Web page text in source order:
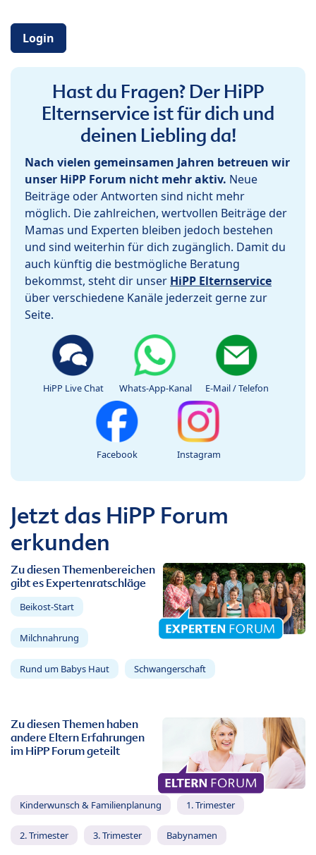
Login
Hast du Fragen? Der HiPP
Elternservice ist für dich und
deinen Liebling da!
Nach vielen gemeinsamen Jahren betreuen wir
unser HiPP Forum nicht mehr aktiv. Neue
Beiträge oder Antworten sind nicht mehr
möglich. Die zahlreichen, wertvollen Beiträge der
Mamas und Experten bleiben jedoch bestehen
und sind weiterhin für dich zugänglich. Damit du
auch künftig die bestmögliche Beratung
bekommst, steht dir unser HiPP Elternservice
über verschiedene Kanäle jederzeit gerne zur
Seite.
HiPP Live Chat Whats-App-Kanal E-Mail / Telefon
Facebook Instagram
Jetzt das HiPP Forum
erkunden
Zu diesen Themenbereichen
gibt es Expertenratschläge
Beikost-Start
Milchnahrung
Rund um Babys Haut Schwangerschaft
Zu diesen Themen haben
andere Eltern Erfahrungen
im HiPP Forum geteilt
Kinderwunsch & Familienplanung 1. Trimester
2. Trimester 3. Trimester Babynamen